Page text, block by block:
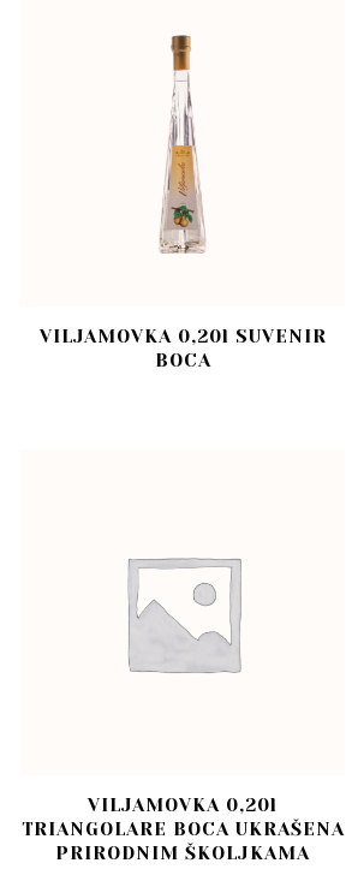
VILJAMOVKA 0,20l SUVENIR
BOCA
VILJAMOVKA 0,20l
TRIANGOLARE BOCA UKRAŠENA
PRIRODNIM ŠKOLJKAMA